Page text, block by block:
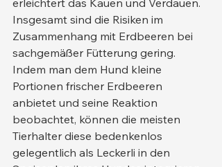
erleichtert das Kauen und Verdauen.
Insgesamt sind die Risiken im
Zusammenhang mit Erdbeeren bei
sachgemäßer Fütterung gering.
Indem man dem Hund kleine
Portionen frischer Erdbeeren
anbietet und seine Reaktion
beobachtet, können die meisten
Tierhalter diese bedenkenlos
gelegentlich als Leckerli in den